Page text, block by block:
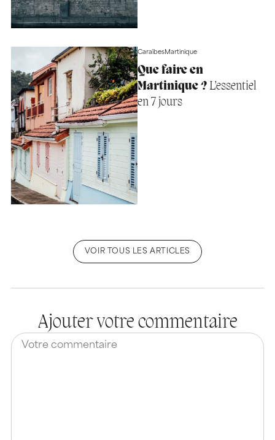
CaraïbesMartinique
Que faire en
Martinique ?L’essentiel
en 7 jours
VOIR TOUS LES ARTICLES
Ajouter votre commentaire